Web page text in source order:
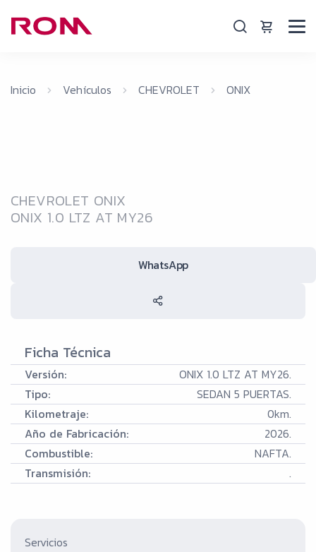
Inicio Vehículos CHEVROLET ONIX
CHEVROLET ONIX
ONIX 1.0 LTZ AT MY26
WhatsApp
Ficha Técnica
Versión:
ONIX 1.0 LTZ AT MY26.
Tipo:
SEDAN 5 PUERTAS.
Kilometraje:
0km.
Año de Fabricación:
2026.
Combustible:
NAFTA.
Transmisión:
.
Servicios